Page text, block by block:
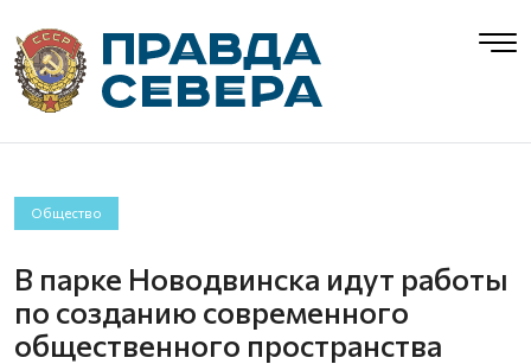
Общество
В парке Новодвинска идут работы
по созданию современного
общественного пространства